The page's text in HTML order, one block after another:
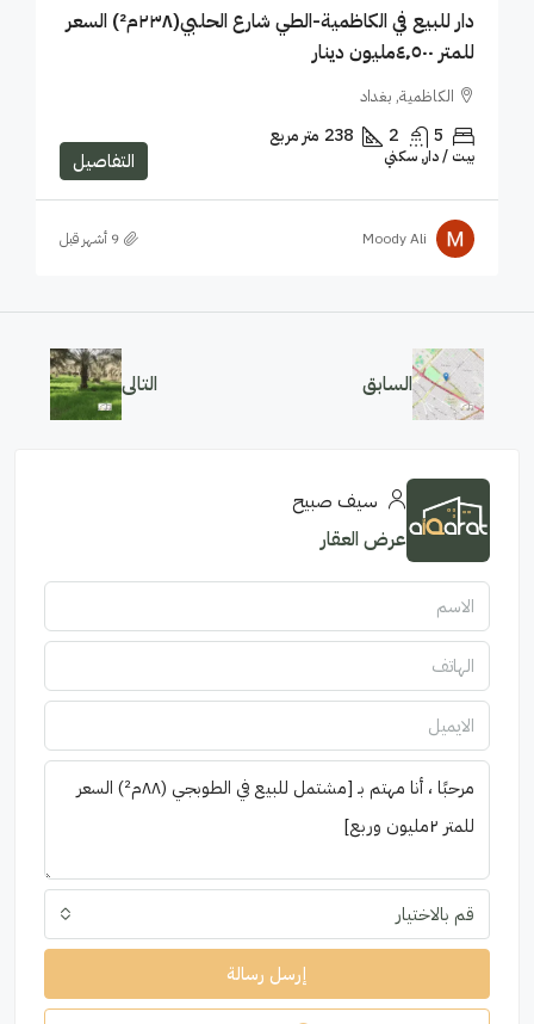
دار للبيع في الكاظمية-الطي شارع الحلبي(٢٣٨م²) السعر
للمتر ٤٬٥٠٠مليون دينار
الكاظمية, بغداد
5
2
238 متر مربع
بيت / دار, سكني التفاصيل
Moody Ali
السابق التالى
سيف صبيح
عرض العقار
قم بالاختيار
إرسل رسالة